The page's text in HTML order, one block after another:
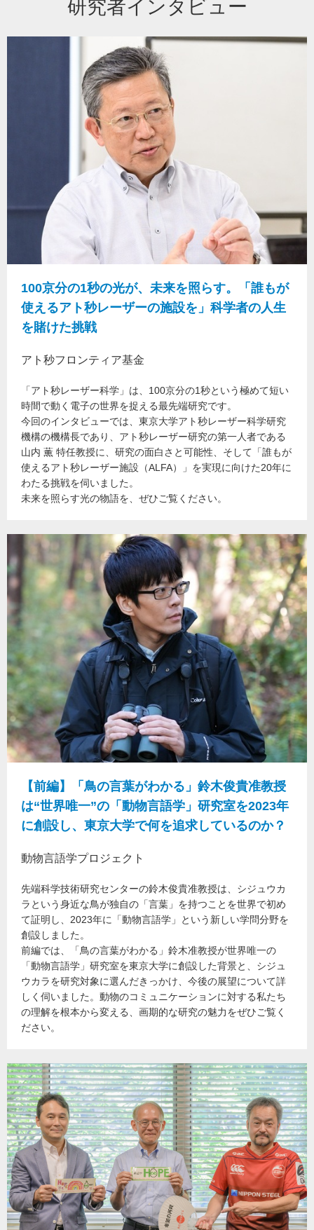
研究者インタビュー
100京分の1秒の光が、未来を照らす。「誰もが
使えるアト秒レーザーの施設を」科学者の人生
を賭けた挑戦
アト秒フロンティア基金
「アト秒レーザー科学」は、100京分の1秒という極めて短い
時間で動く電子の世界を捉える最先端研究です。
今回のインタビューでは、東京大学アト秒レーザー科学研究
機構の機構長であり、アト秒レーザー研究の第一人者である
山内 薫 特任教授に、研究の面白さと可能性、そして「誰もが
使えるアト秒レーザー施設（ALFA）」を実現に向けた20年に
わたる挑戦を伺いました。
未来を照らす光の物語を、ぜひご覧ください。
【前編】「鳥の言葉がわかる」鈴木俊貴准教授
は“世界唯一”の「動物言語学」研究室を2023年
に創設し、東京大学で何を追求しているのか？
動物言語学プロジェクト
先端科学技術研究センターの鈴木俊貴准教授は、シジュウカ
ラという身近な鳥が独自の「言葉」を持つことを世界で初め
て証明し、2023年に「動物言語学」という新しい学問分野を
創設しました。
前編では、「鳥の言葉がわかる」鈴木准教授が世界唯一の
「動物言語学」研究室を東京大学に創設した背景と、シジュ
ウカラを研究対象に選んだきっかけ、今後の展望について詳
しく伺いました。動物のコミュニケーションに対する私たち
の理解を根本から変える、画期的な研究の魅力をぜひご覧く
ださい。